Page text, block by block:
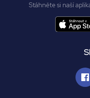
Stáhněte si naší